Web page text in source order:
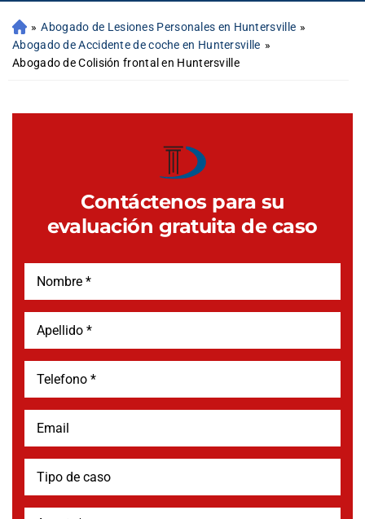
» Abogado de Lesiones Personales en Huntersville »
Abogado de Accidente de coche en Huntersville »
Abogado de Colisión frontal en Huntersville
Contáctenos para su
evaluación gratuita de caso